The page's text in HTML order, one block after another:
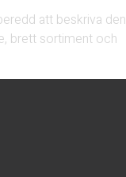
att beskriva den
brett sortiment och